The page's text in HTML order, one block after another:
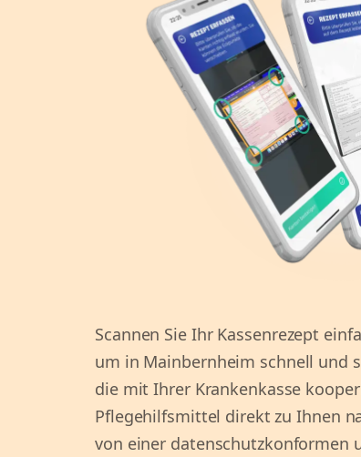
Scannen Sie Ihr Kassenrezept
um in Mainbernheim schnell und
die mit Ihrer Krankenkasse
Pflegehilfsmittel direkt zu Ihnen
von einer datenschutzkonformen